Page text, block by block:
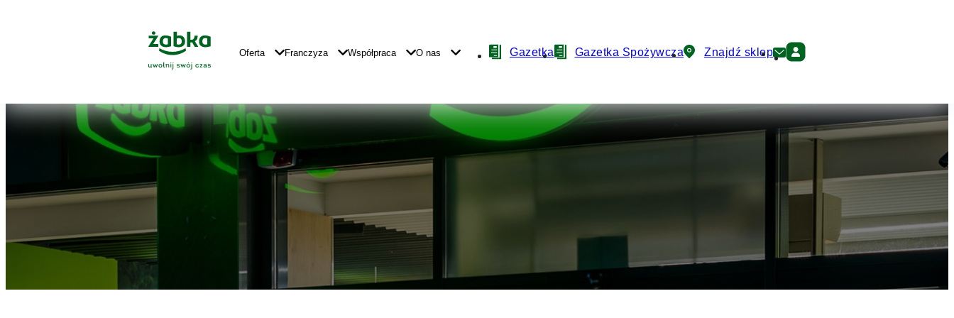
Główne
Logo
Główna
Nawigacja
Oferta Franczyza Współpraca O nas
NawigacjaGazetka Gazetka Spożywcza Znajdź sklep